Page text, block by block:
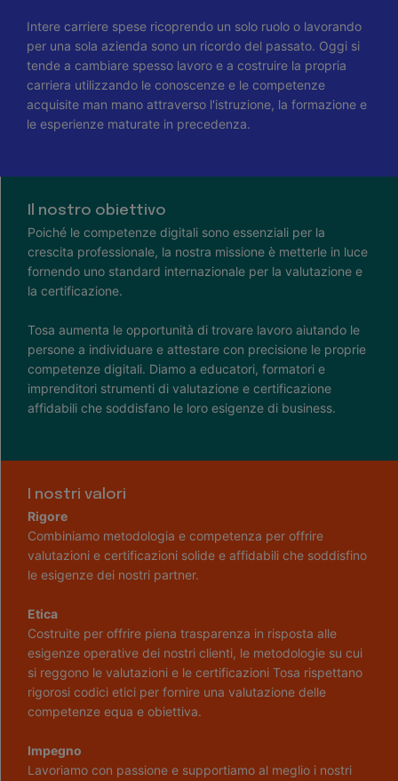
Intere carriere spese ricoprendo un solo ruolo o lavorando
per una sola azienda sono un ricordo del passato. Oggi si
tende a cambiare spesso lavoro e a costruire la propria
carriera utilizzando le conoscenze e le competenze
acquisite man mano attraverso l'istruzione, la formazione e
le esperienze maturate in precedenza.
Il nostro obiettivo
Poiché le competenze digitali sono essenziali per la
crescita professionale, la nostra missione è metterle in luce
fornendo uno standard internazionale per la valutazione e
la certificazione.
Tosa aumenta le opportunità di trovare lavoro aiutando le
persone a individuare e attestare con precisione le proprie
competenze digitali. Diamo a educatori, formatori e
imprenditori strumenti di valutazione e certificazione
affidabili che soddisfano le loro esigenze di business.
I nostri valori
Rigore
Combiniamo metodologia e competenza per offrire
valutazioni e certificazioni solide e affidabili che soddisfino
le esigenze dei nostri partner.
Etica
Costruite per offrire piena trasparenza in risposta alle
esigenze operative dei nostri clienti, le metodologie su cui
si reggono le valutazioni e le certificazioni Tosa rispettano
rigorosi codici etici per fornire una valutazione delle
competenze equa e obiettiva.
Impegno
Lavoriamo con passione e supportiamo al meglio i nostri